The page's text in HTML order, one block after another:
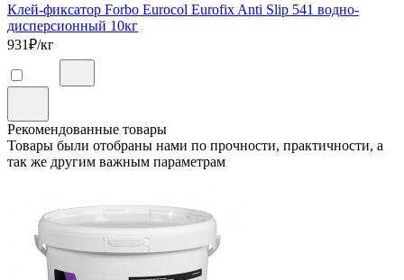
Клей-фиксатор Forbo Eurocol Eurofix Anti Slip 541 водно-
дисперсионный 10кг
931₽/кг
Рекомендованные товары
Товары были отобраны нами по прочности, практичности, а
так же другим важным параметрам